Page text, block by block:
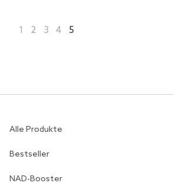
1 2 3 4 5
Alle Produkte
Bestseller
NAD-Booster